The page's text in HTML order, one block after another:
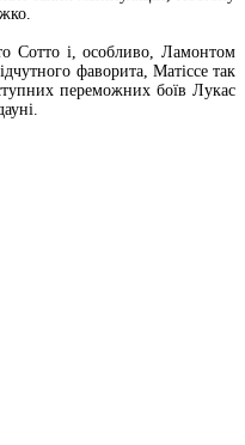
Сотто і, особливо, Ламонтом
фаворита, Матіссе так
переможних боїв Лукас